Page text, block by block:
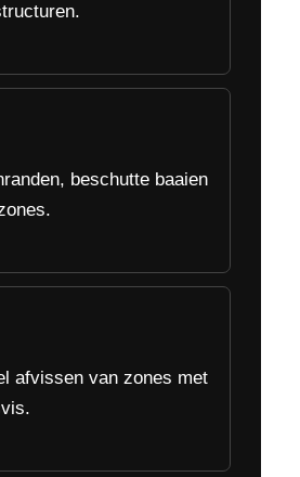
beschutte baaien
afvissen van zones met